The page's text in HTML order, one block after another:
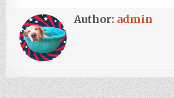
Author: admin